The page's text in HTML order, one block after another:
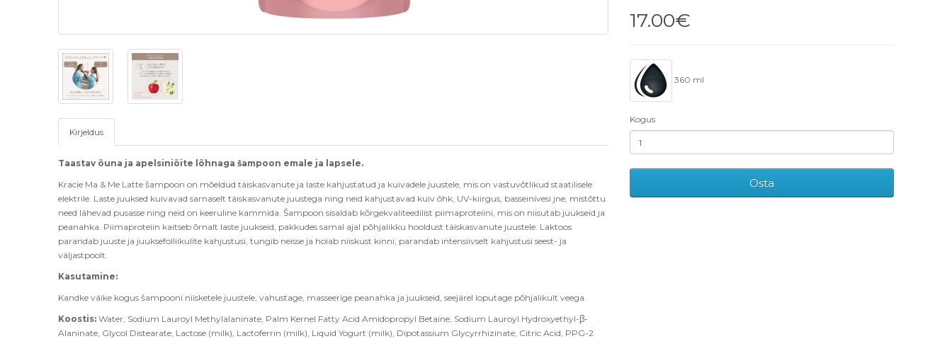
Kirjeldus
Taastav õuna ja apelsiniõite lõhnaga šampoon emale ja lapsele.
Kracie Ma & Me Latte šampoon on mõeldud täiskasvanute ja laste kahjustatud ja kuivadele juustele, mis on vastuvõtlikud staatilisele
elektrile. Laste juuksed kuivavad sarnaselt täiskasvanute juustega ning neid kahjustavad kuiv õhk, UV-kiirgus, basseinivesi jne, mistõttu
need lähevad pusasse ning neid on keeruline kammida. Šampoon sisaldab kõrgekvaliteedilist piimaproteiini, mis on niisutab juukseid ja
peanahka. Piimaproteiin kaitseb õrnalt laste juukseid, pakkudes samal ajal põhjalikku hooldust täiskasvanute juustele. Laktoos
parandab juuste ja juuksefolliikulite kahjustusi, tungib neisse ja hoiab niiskust kinni, parandab intensiivselt kahjustusi seest- ja
väljastpoolt.
Kasutamine:
Kandke väike kogus šampooni niisketele juustele, vahustage, masseerige peanahka ja juukseid, seejärel loputage põhjalikult veega.
Koostis: Water, Sodium Lauroyl Methylalaninate, Palm Kernel Fatty Acid Amidopropyl Betaine, Sodium Lauroyl Hydroxyethyl-β-
Alaninate, Glycol Distearate, Lactose (milk), Lactoferrin (milk), Liquid Yogurt (milk), Dipotassium Glycyrrhizinate, Citric Acid, PPG-2
17.00€
360 ml
Kogus
Osta